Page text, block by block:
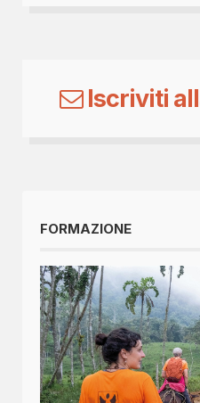
Iscriviti
FORMAZIONE